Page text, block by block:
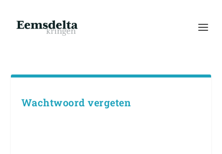
Wachtwoord vergeten